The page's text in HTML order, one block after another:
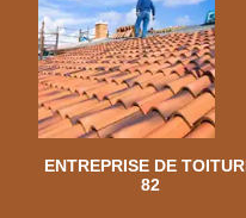
ENTREPRISE DE
82